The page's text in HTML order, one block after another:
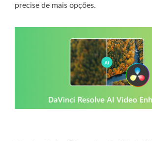
precise de mais opções.